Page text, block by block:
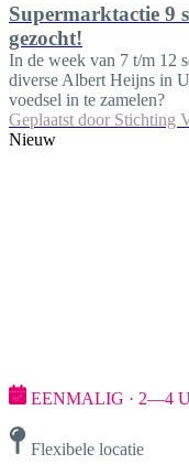
Supermarktactie 9
gezocht!
In de week van 7 t/m 12
diverse Albert Heijns in
voedsel in te zamelen?
Geplaatst door Stichting
Nieuw
EENMALIG · 2—4
Flexibele locatie